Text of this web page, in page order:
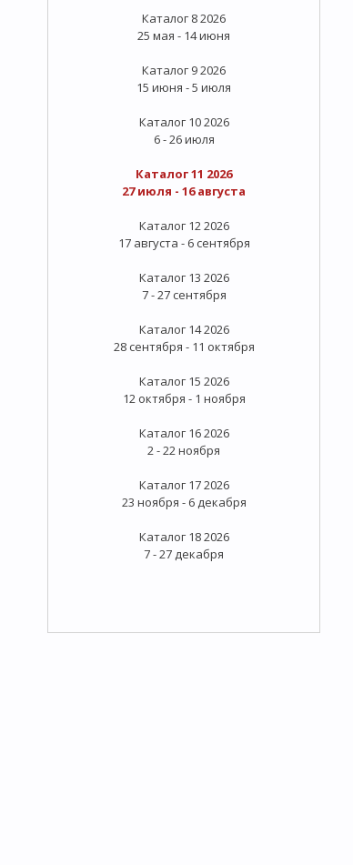
Каталог 8 2026
25 мая - 14 июня
Каталог 9 2026
15 июня - 5 июля
Каталог 10 2026
6 - 26 июля
Каталог 11 2026
27 июля - 16 августа
Каталог 12 2026
17 августа - 6 сентября
Каталог 13 2026
7 - 27 сентября
Каталог 14 2026
28 сентября - 11 октября
Каталог 15 2026
12 октября - 1 ноября
Каталог 16 2026
2 - 22 ноября
Каталог 17 2026
23 ноября - 6 декабря
Каталог 18 2026
7 - 27 декабря